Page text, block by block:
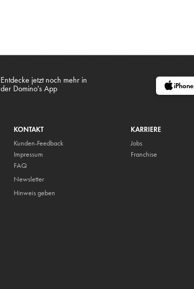
Entdecke jetzt noch mehr in
der Domino's App
iPhone
KONTAKT
Kunden-Feedback
Impressum
FAQ
Newsletter
Hinweis geben
KARRIERE
Jobs
Franchise